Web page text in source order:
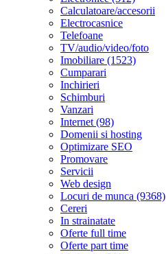
Calculatoare/accesorii
Electrocasnice
Telefoane
TV/audio/video/foto
Imobiliare (1523)
Cumparari
Inchirieri
Schimburi
Vanzari
Internet (98)
Domenii si hosting
Optimizare SEO
Promovare
Servicii
Web design
Locuri de munca (9368)
Cereri
In strainatate
Oferte full time
Oferte part time